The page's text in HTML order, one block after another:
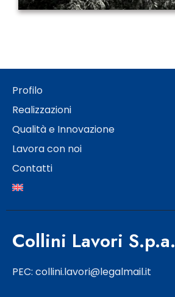
Profilo
Realizzazioni
Qualità e Innovazione
Lavora con noi
Contatti
Collini Lavori S.p.a.
PEC: collini.lavori@legalmail.it